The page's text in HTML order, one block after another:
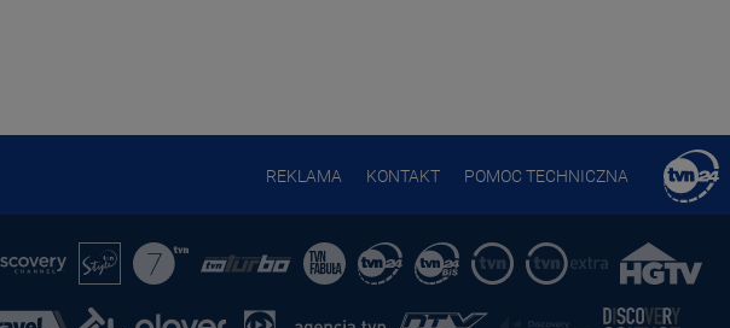
REKLAMA KONTAKT POMOC TECHNICZNA